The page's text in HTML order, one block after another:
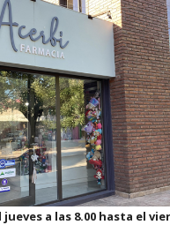
a las 8.00 hasta el